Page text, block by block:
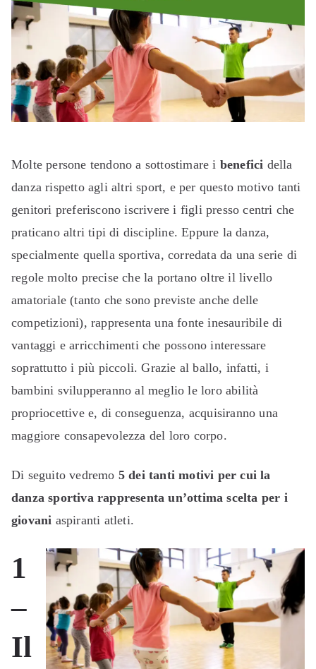
Molte persone tendono a sottostimare i benefici della
danza rispetto agli altri sport, e per questo motivo tanti
genitori preferiscono iscrivere i figli presso centri che
praticano altri tipi di discipline. Eppure la danza,
specialmente quella sportiva, corredata da una serie di
regole molto precise che la portano oltre il livello
amatoriale (tanto che sono previste anche delle
competizioni), rappresenta una fonte inesauribile di
vantaggi e arricchimenti che possono interessare
soprattutto i più piccoli. Grazie al ballo, infatti, i
bambini svilupperanno al meglio le loro abilità
propriocettive e, di conseguenza, acquisiranno una
maggiore consapevolezza del loro corpo.
Di seguito vedremo 5 dei tanti motivi per cui la
danza sportiva rappresenta un’ottima scelta per i
giovani aspiranti atleti.
1
–
Il